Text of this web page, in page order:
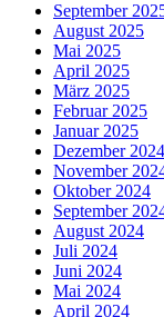
September
August 2025
Mai 2025
April 2025
März 2025
Februar 2025
Januar 2025
Dezember 2024
November
Oktober 2024
September
August 2024
Juli 2024
Juni 2024
Mai 2024
April 2024